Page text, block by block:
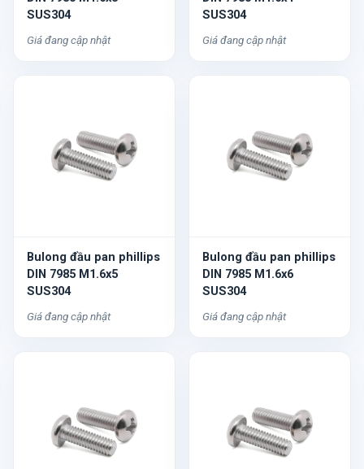
SUS304
Giá đang cập nhật
SUS304
Giá đang cập nhật
Bulong đầu pan phillips
DIN 7985 M1.6x5
SUS304
Giá đang cập nhật
Bulong đầu pan phillips
DIN 7985 M1.6x6
SUS304
Giá đang cập nhật